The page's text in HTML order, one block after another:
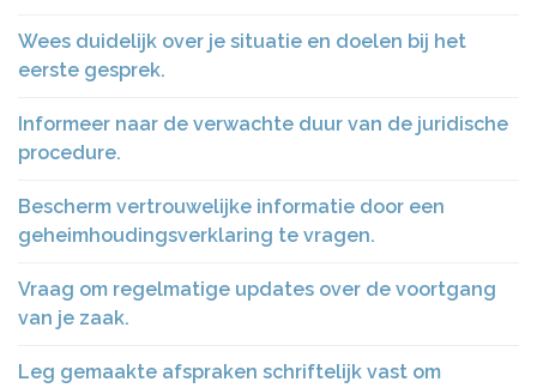
Wees duidelijk over je situatie en doelen bij het
eerste gesprek.
Informeer naar de verwachte duur van de juridische
procedure.
Bescherm vertrouwelijke informatie door een
geheimhoudingsverklaring te vragen.
Vraag om regelmatige updates over de voortgang
van je zaak.
Leg gemaakte afspraken schriftelijk vast om